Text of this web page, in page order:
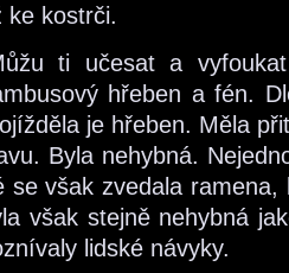
ke kostrči.
ti učesat a
hřeben a fén.
je hřeben. Měla
Byla nehybná.
se však zvedala
však stejně nehybná
lidské návyky.